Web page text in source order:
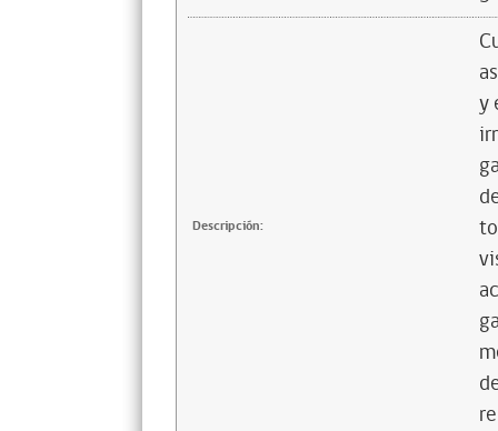
Descripción:
y